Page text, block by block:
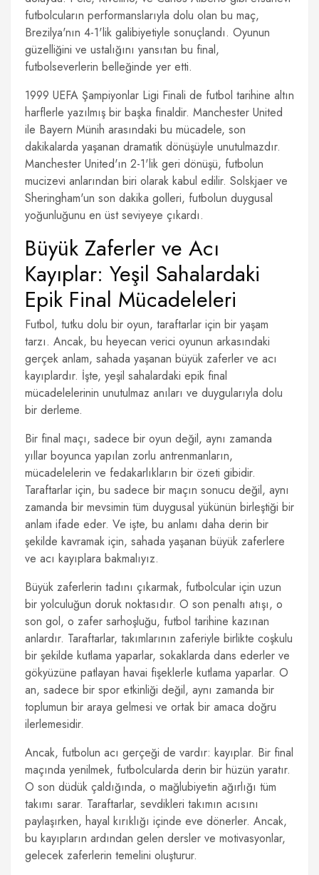
futbolcuların performanslarıyla dolu olan bu maç,
Brezilya'nın 4-1'lik galibiyetiyle sonuçlandı. Oyunun
güzelliğini ve ustalığını yansıtan bu final,
futbolseverlerin belleğinde yer etti.
1999 UEFA Şampiyonlar Ligi Finali de futbol tarihine altın
harflerle yazılmış bir başka finaldir. Manchester United
ile Bayern Münih arasındaki bu mücadele, son
dakikalarda yaşanan dramatik dönüşüyle unutulmazdır.
Manchester United'ın 2-1'lik geri dönüşü, futbolun
mucizevi anlarından biri olarak kabul edilir. Solskjaer ve
Sheringham'un son dakika golleri, futbolun duygusal
yoğunluğunu en üst seviyeye çıkardı.
Büyük Zaferler ve Acı
Kayıplar: Yeşil Sahalardaki
Epik Final Mücadeleleri
Futbol, tutku dolu bir oyun, taraftarlar için bir yaşam
tarzı. Ancak, bu heyecan verici oyunun arkasındaki
gerçek anlam, sahada yaşanan büyük zaferler ve acı
kayıplardır. İşte, yeşil sahalardaki epik final
mücadelelerinin unutulmaz anıları ve duygularıyla dolu
bir derleme.
Bir final maçı, sadece bir oyun değil, aynı zamanda
yıllar boyunca yapılan zorlu antrenmanların,
mücadelelerin ve fedakarlıkların bir özeti gibidir.
Taraftarlar için, bu sadece bir maçın sonucu değil, aynı
zamanda bir mevsimin tüm duygusal yükünün birleştiği bir
anlam ifade eder. Ve işte, bu anlamı daha derin bir
şekilde kavramak için, sahada yaşanan büyük zaferlere
ve acı kayıplara bakmalıyız.
Büyük zaferlerin tadını çıkarmak, futbolcular için uzun
bir yolculuğun doruk noktasıdır. O son penaltı atışı, o
son gol, o zafer sarhoşluğu, futbol tarihine kazınan
anlardır. Taraftarlar, takımlarının zaferiyle birlikte coşkulu
bir şekilde kutlama yaparlar, sokaklarda dans ederler ve
gökyüzüne patlayan havai fişeklerle kutlama yaparlar. O
an, sadece bir spor etkinliği değil, aynı zamanda bir
toplumun bir araya gelmesi ve ortak bir amaca doğru
ilerlemesidir.
Ancak, futbolun acı gerçeği de vardır: kayıplar. Bir final
maçında yenilmek, futbolcularda derin bir hüzün yaratır.
O son düdük çaldığında, o mağlubiyetin ağırlığı tüm
takımı sarar. Taraftarlar, sevdikleri takımın acısını
paylaşırken, hayal kırıklığı içinde eve dönerler. Ancak,
bu kayıpların ardından gelen dersler ve motivasyonlar,
gelecek zaferlerin temelini oluşturur.